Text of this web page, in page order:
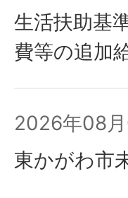
生活扶助基
費等の追加
2026年08
東かがわ市